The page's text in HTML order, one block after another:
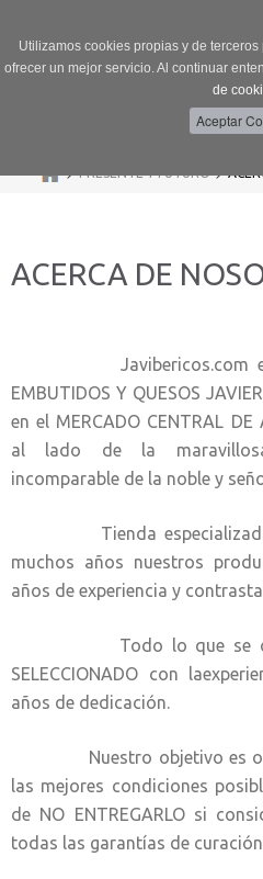
Utilizamos cookies propias y de
ofrecer un mejor servicio. Al continuar
de
>PRESENTE Y FUTURO>
ACERCA DE
Javibericos.com es
EMBUTIDOS Y QUESOS
en el MERCADO CENTRAL DE
al lado de la
incomparable de la noble y
Tienda especializada en
muchos años nuestros
años de experiencia y
Todo lo que se
SELECCIONADO con
años de dedicación.
Nuestro objetivo es
las mejores condiciones
de NO ENTREGARLO si
todas las garantías de